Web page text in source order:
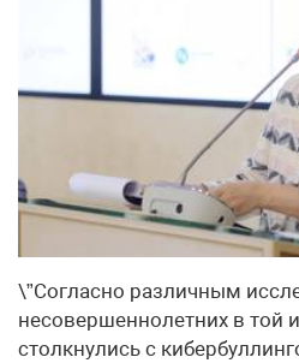
\”Согласно различным
несовершеннолетних в той
столкнулись с